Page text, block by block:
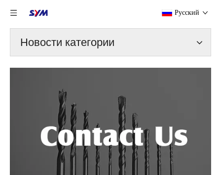
Pусский
Новости категории